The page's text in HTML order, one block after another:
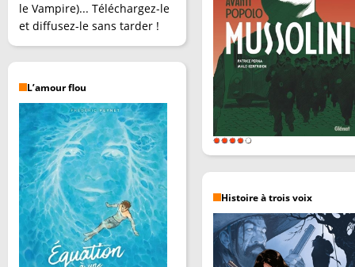
le Vampire)... Téléchargez-le
et diffusez-le sans tarder !
L’amour flou
Histoire à trois voix